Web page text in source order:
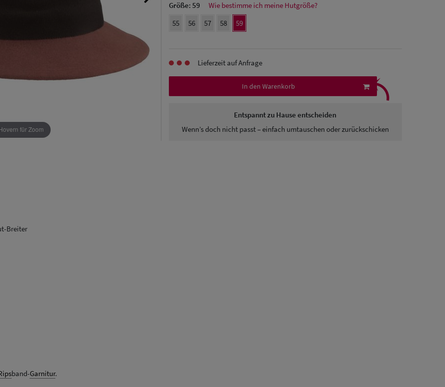
für Zoom
Größe: 59
Wie bestimme ich meine Hutgröße?
55
56 57 58 59
Lieferzeit auf Anfrage
In den Warenkorb
Entspannt zu Hause entscheiden
Wenn’s doch nicht passt – einfach umtauschen oder zurückschicken
⤹
Breiter
band-Garnitur.